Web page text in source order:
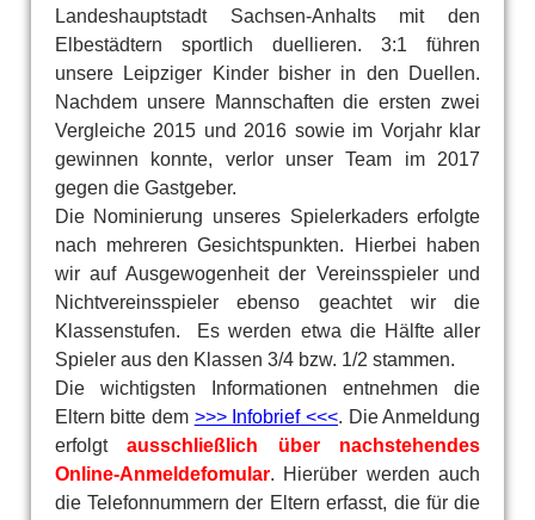
Landeshauptstadt Sachsen-Anhalts mit den
Elbestädtern sportlich duellieren. 3:1 führen
unsere Leipziger Kinder bisher in den Duellen.
Nachdem unsere Mannschaften die ersten zwei
Vergleiche 2015 und 2016 sowie im Vorjahr klar
gewinnen konnte, verlor unser Team im 2017
gegen die Gastgeber.
Die Nominierung unseres Spielerkaders erfolgte
nach mehreren Gesichtspunkten. Hierbei haben
wir auf Ausgewogenheit der Vereinsspieler und
Nichtvereinsspieler ebenso geachtet wir die
Klassenstufen. Es werden etwa die Hälfte aller
Spieler aus den Klassen 3/4 bzw. 1/2 stammen.
Die wichtigsten Informationen entnehmen die
Eltern bitte dem >>> Infobrief <<<. Die Anmeldung
erfolgtausschließlich über nachstehendes
Online-Anmeldefomular. Hierüber werden auch
die Telefonnummern der Eltern erfasst, die für die